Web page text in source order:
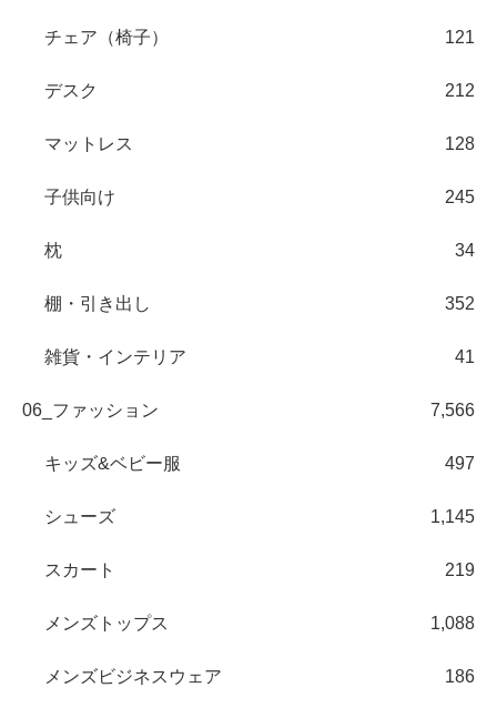
チェア（椅子） 121
デスク 212
マットレス 128
子供向け 245
枕 34
棚・引き出し 352
雑貨・インテリア 41
06_ファッション 7,566
キッズ&ベビー服 497
シューズ 1,145
スカート 219
メンズトップス 1,088
メンズビジネスウェア 186